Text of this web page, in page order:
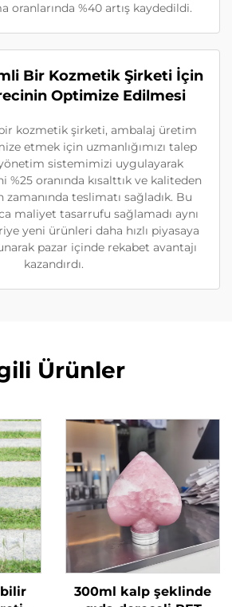
oranlarında %40 artış kaydedildi.
Bir Kozmetik Şirketi İçin
Optimize Edilmesi
kozmetik şirketi, ambalaj üretim
etmek için uzmanlığımızı talep
sistemimizi uygulayarak
oranında kısalttık ve kaliteden
teslimatı sağladık. Bu
maliyet tasarrufu sağlamadı aynı
yeni ürünleri daha hızlı piyasaya
pazar içinde rekabet avantajı
kazandırdı.
Ürünler
300ml kalp şeklinde